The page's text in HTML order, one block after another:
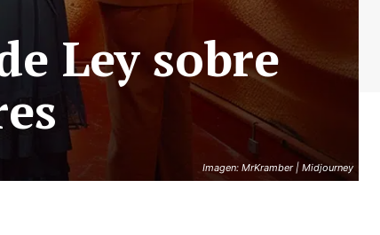
Imagen: MrKramber | Midjourney
Ley sobre